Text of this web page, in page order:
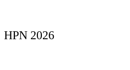
HPN 2026